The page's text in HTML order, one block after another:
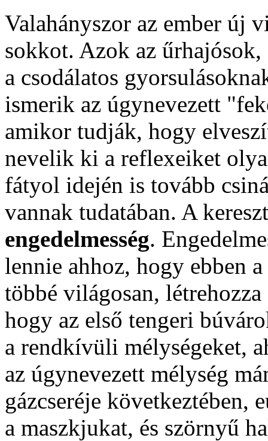
Valahányszor az ember új
sokkot. Azok az
a csodálatos
ismerik az úgynevezett
amikor tudják, hogy
nevelik ki a reflexeiket
fátyol idején is tovább
vannak tudatában. A
engedelmesség.
lennie ahhoz, hogy ebben
többé világosan,
hogy az első tengeri
a rendkívüli mélységeket,
az úgynevezett mélység
gázcseréje következtében,
a maszkjukat, és szörnyű